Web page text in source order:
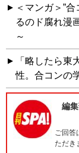
＜マンガ＞”
るのド腐れ漫
～
「略したら東
性。合コンの